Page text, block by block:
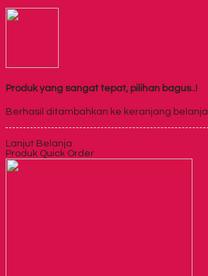
Produk yang sangat tepat, pilihan bagus..!
Berhasil ditambahkan ke keranjang belanja
Lanjut Belanja
Produk Quick Order